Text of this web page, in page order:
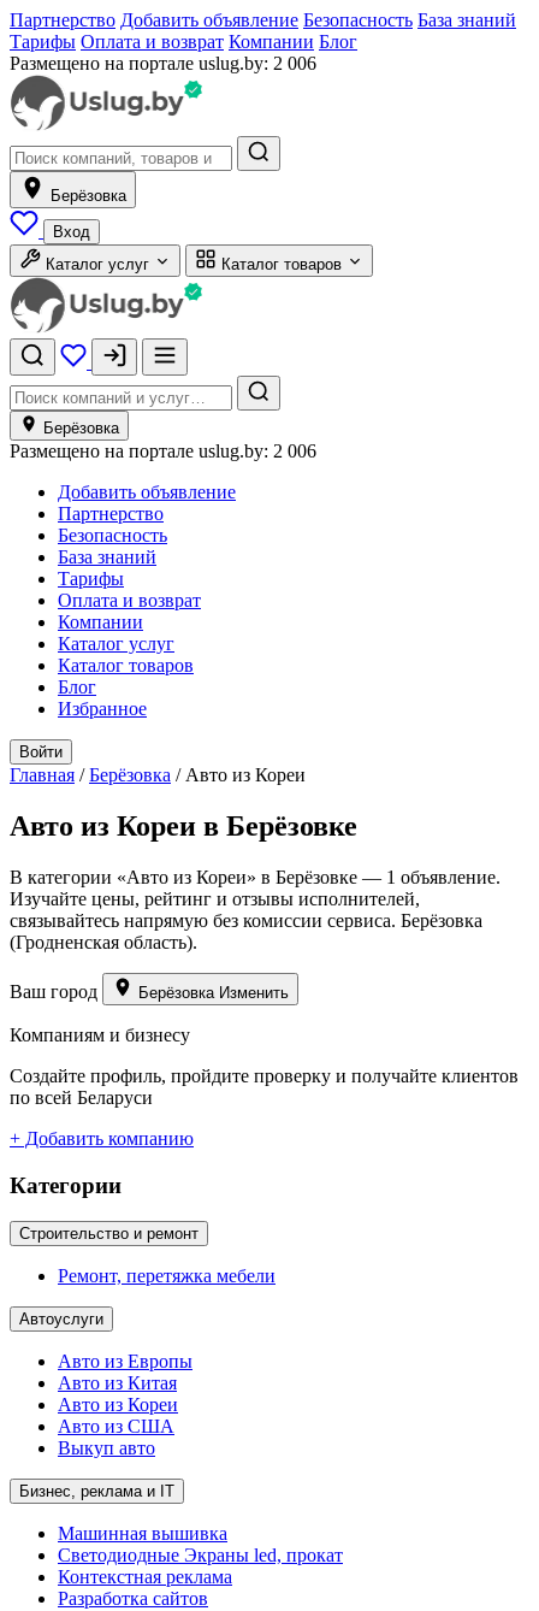
Партнерство Добавить объявление Безопасность База знаний
Тарифы Оплата и возврат Компании Блог
Размещено на портале uslug.by: 2 006
Берёзовка
Вход
Каталог услуг
Каталог товаров
Берёзовка
Размещено на портале uslug.by: 2 006
Добавить объявление
Партнерство
Безопасность
База знаний
Тарифы
Оплата и возврат
Компании
Каталог услуг
Каталог товаров
Блог
Избранное
Войти
Главная / Берёзовка / Авто из Кореи
Авто из Кореи в Берёзовке
В категории «Авто из Кореи» в Берёзовке — 1 объявление.
Изучайте цены, рейтинг и отзывы исполнителей,
связывайтесь напрямую без комиссии сервиса. Берёзовка
(Гродненская область).
Ваш город Берёзовка Изменить
Компаниям и бизнесу
Создайте профиль, пройдите проверку и получайте клиентов
по всей Беларуси
+ Добавить компанию
Категории
Строительство и ремонт
Ремонт, перетяжка мебели
Автоуслуги
Авто из Европы
Авто из Китая
Авто из Кореи
Авто из США
Выкуп авто
Бизнес, реклама и IT
Машинная вышивка
Светодиодные Экраны led, прокат
Контекстная реклама
Разработка сайтов